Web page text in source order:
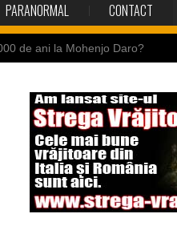
PARANORMAL CONTACT
de ani la Mohenjo Daro?